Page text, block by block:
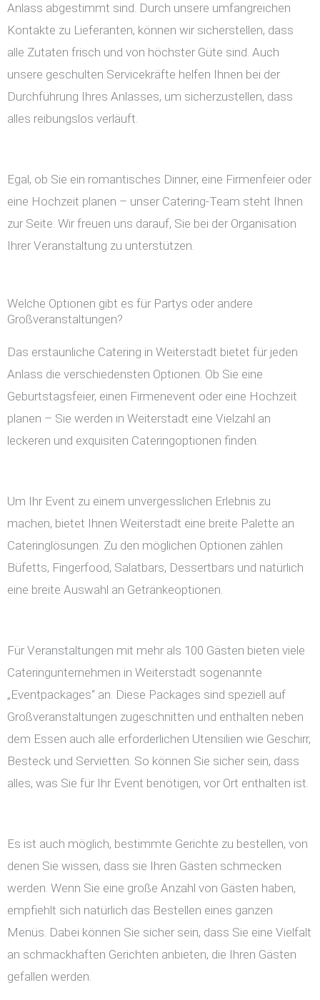
Anlass abgestimmt sind. Durch unsere umfangreichen
Kontakte zu Lieferanten, können wir sicherstellen, dass
alle Zutaten frisch und von höchster Güte sind. Auch
unsere geschulten Servicekräfte helfen Ihnen bei der
Durchführung Ihres Anlasses, um sicherzustellen, dass
alles reibungslos verläuft.
Egal, ob Sie ein romantisches Dinner, eine Firmenfeier oder
eine Hochzeit planen – unser Catering-Team steht Ihnen
zur Seite. Wir freuen uns darauf, Sie bei der Organisation
Ihrer Veranstaltung zu unterstützen.
Welche Optionen gibt es für Partys oder andere
Großveranstaltungen?
Das erstaunliche Catering in Weiterstadt bietet für jeden
Anlass die verschiedensten Optionen. Ob Sie eine
Geburtstagsfeier, einen Firmenevent oder eine Hochzeit
planen – Sie werden in Weiterstadt eine Vielzahl an
leckeren und exquisiten Cateringoptionen finden.
Um Ihr Event zu einem unvergesslichen Erlebnis zu
machen, bietet Ihnen Weiterstadt eine breite Palette an
Cateringlösungen. Zu den möglichen Optionen zählen
Büfetts, Fingerfood, Salatbars, Dessertbars und natürlich
eine breite Auswahl an Getränkeoptionen.
Für Veranstaltungen mit mehr als 100 Gästen bieten viele
Cateringunternehmen in Weiterstadt sogenannte
„Eventpackages“ an. Diese Packages sind speziell auf
Großveranstaltungen zugeschnitten und enthalten neben
dem Essen auch alle erforderlichen Utensilien wie Geschirr,
Besteck und Servietten. So können Sie sicher sein, dass
alles, was Sie für Ihr Event benötigen, vor Ort enthalten ist.
Es ist auch möglich, bestimmte Gerichte zu bestellen, von
denen Sie wissen, dass sie Ihren Gästen schmecken
werden. Wenn Sie eine große Anzahl von Gästen haben,
empfiehlt sich natürlich das Bestellen eines ganzen
Menüs. Dabei können Sie sicher sein, dass Sie eine Vielfalt
an schmackhaften Gerichten anbieten, die Ihren Gästen
gefallen werden.